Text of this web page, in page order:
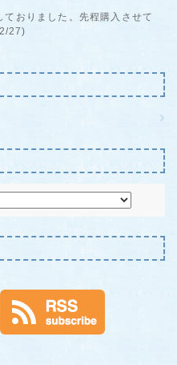
おりました。先程購入させて
27)